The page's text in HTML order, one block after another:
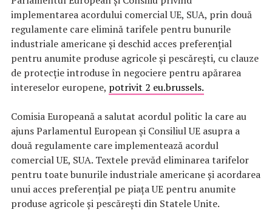
implementarea acordului comercial UE, SUA, prin două
regulamente care elimină tarifele pentru bunurile
industriale americane și deschid acces preferențial
pentru anumite produse agricole și pescărești, cu clauze
de protecție introduse în negociere pentru apărarea
intereselor europene, potrivit 2 eu.brussels.
Comisia Europeană a salutat acordul politic la care au
ajuns Parlamentul European și Consiliul UE asupra a
două regulamente care implementează acordul
comercial UE, SUA. Textele prevăd eliminarea tarifelor
pentru toate bunurile industriale americane și acordarea
unui acces preferențial pe piața UE pentru anumite
produse agricole și pescărești din Statele Unite.